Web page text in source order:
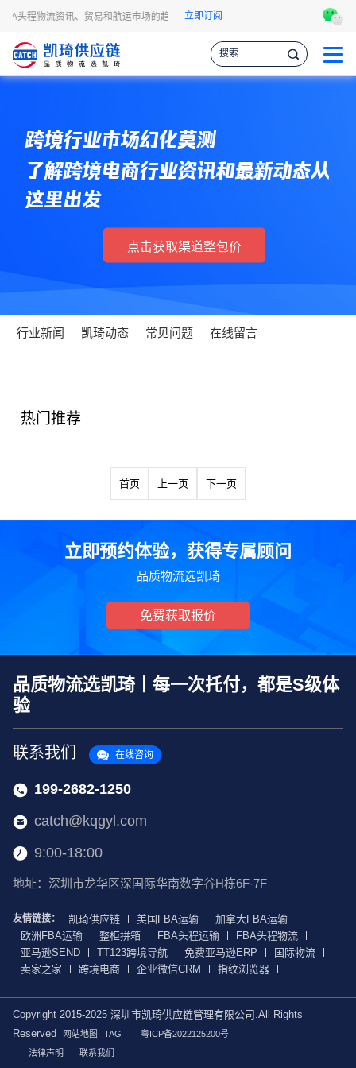
头程物流资讯、贸易和航运市场的趋势和最新事件，让您掌握各种情报，作出更
立即订阅
跨境行业市场幻化莫测
了解跨境电商行业资讯和最新动态从
这里出发
点击获取渠道整包价
行业新闻 凯琦动态 常见问题 在线留言
热门推荐
首页 上一页 下一页
立即预约体验，获得专属顾问
品质物流选凯琦
免费获取报价
品质物流选凯琦丨每一次托付，都是S级体
验
联系我们 在线咨询
199-2682-1250
catch@kqgyl.com
9:00-18:00
地址：深圳市龙华区深国际华南数字谷H栋6F-7F
友情链接： 凯琦供应链 美国FBA运输
加拿大FBA运输
欧洲FBA运输
整柜拼箱 FBA头程运输
FBA头程物流
亚马逊SEND
TT123跨境导航 免费亚马逊ERP
国际物流
卖家之家
跨境电商 企业微信CRM 指纹浏览器
Copyright 2015-2025 深圳市凯琦供应链管理有限公司.All Rights
Reserved
网站地图 TAG
粤ICP备2022125200号
法律声明
联系我们